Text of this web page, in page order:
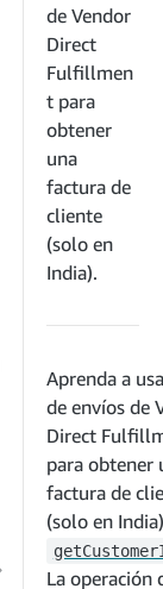
de Vendor
Direct
Fulfillmen
t para
obtener
una
factura de
cliente
(solo en
India).
Aprenda a
de envíos de
Direct
para obtener
factura de
(solo en
La operación